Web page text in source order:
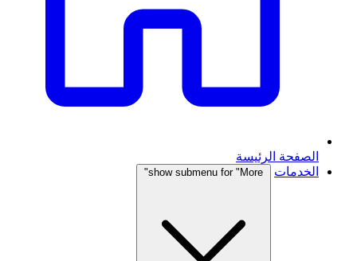
الصفحة الرئيسة
الخدمات
show submenu for "More"